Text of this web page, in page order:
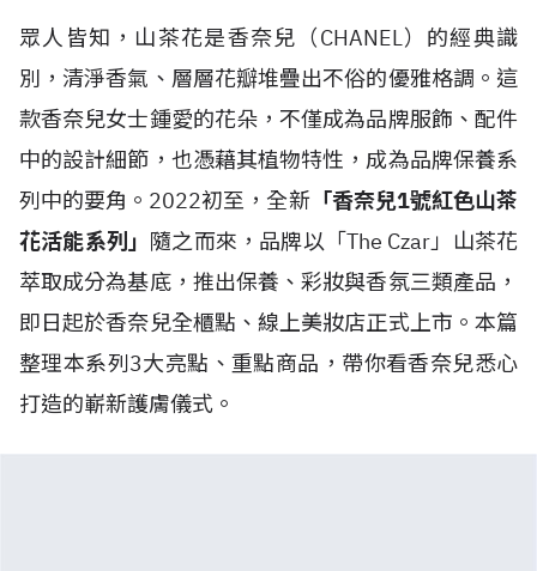
眾人皆知，山茶花是香奈兒（CHANEL）的經典識
別，清淨香氣、層層花瓣堆疊出不俗的優雅格調。這
款香奈兒女士鍾愛的花朵，不僅成為品牌服飾、配件
中的設計細節，也憑藉其植物特性，成為品牌保養系
列中的要角。2022初至，全新「香奈兒1號紅色山茶
花活能系列」 隨之而來，品牌以「The Czar」山茶花
萃取成分為基底，推出保養、彩妝與香氛三類產品，
即日起於香奈兒全櫃點、線上美妝店正式上市。本篇
整理本系列3大亮點、重點商品，帶你看香奈兒悉心
打造的嶄新護膚儀式。